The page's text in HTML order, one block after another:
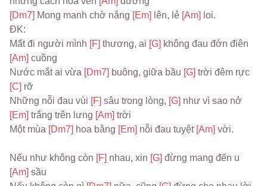
[Dm7] Mong manh chờ nắng [Em] lên, lẻ [Am] loi.
ĐK:
Mất đi người mình [F] thương, ai [G]
[Am] cuồng
Nước mắt ai vừa [Dm7] buông, giữa bầu [G]
[C] rỡ
Những nỗi đau vùi [F] sâu trong lòng, [G]
[Em] trắng trên lưng [Am] trời
Một mùa [Dm7] hoa bằng [Em] nỗi đau tuyệt [Am] vời.
Nếu như không còn [F] nhau, xin [G]
[Am] sầu